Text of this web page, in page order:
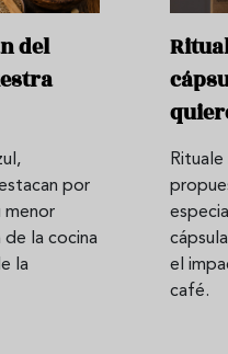
del
por
menor
la cocina
la
el
café.